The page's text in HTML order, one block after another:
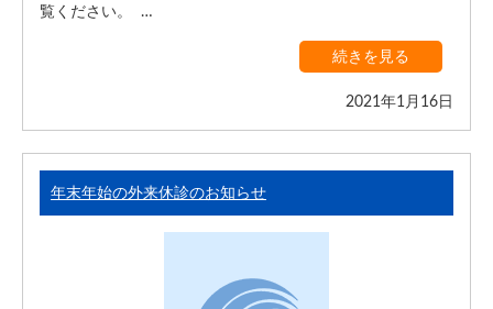
覧ください。 …
続きを見る
2021年1月16日
年末年始の外来休診のお知らせ